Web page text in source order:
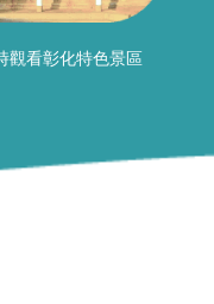
觀看彰化特色景區